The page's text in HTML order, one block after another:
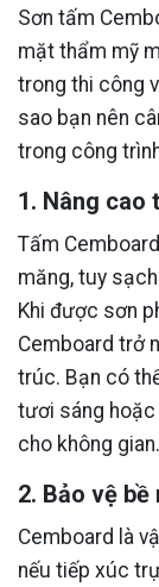
Sơn tấm
mặt thẩm mỹ
trong thi công
sao bạn nên
trong công
1. Nâng cao
Tấm
măng, tuy
Khi được sơn
Cemboard trở
trúc. Bạn có
tươi sáng hoặc
cho không gian.
2. Bảo vệ
Cemboard là
nếu tiếp xúc